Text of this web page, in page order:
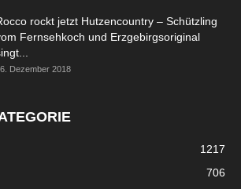
rockt jetzt Hutzencountry – Schützling
Fernsehkoch und Erzgebirgsoriginal
Dezember 2018
1217
706